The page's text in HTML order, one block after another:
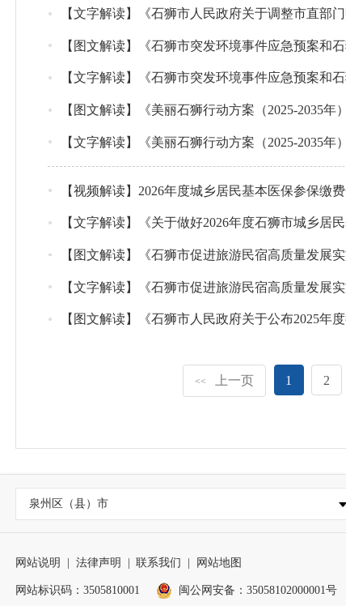
【文字解读】《石狮市人民政府关于调整市直部
【图文解读】《石狮市突发环境事件应急预案和
【文字解读】《石狮市突发环境事件应急预案和
【图文解读】《美丽石狮行动方案（2025-2035年
【文字解读】《美丽石狮行动方案（2025-2035年
【视频解读】2026年度城乡居民基本医保参保缴
【文字解读】《关于做好2026年度石狮市城乡居
【图文解读】《石狮市促进旅游民宿高质量发展
【文字解读】《石狮市促进旅游民宿高质量发展
【图文解读】《石狮市人民政府关于公布2025年
<< 上一页 1 2
泉州区（县）市
网站说明 | 法律声明 | 联系我们 | 网站地图
网站标识码：3505810001 闽公网安备：35058102000001号